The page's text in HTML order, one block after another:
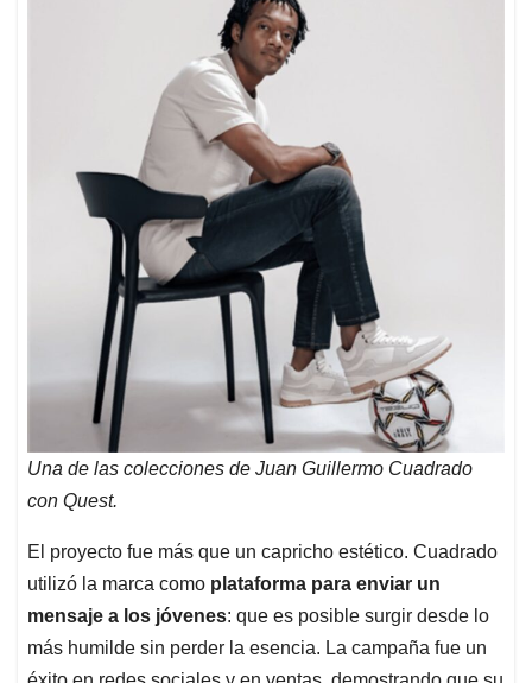
Una de las colecciones de Juan Guillermo Cuadrado
con Quest.
El proyecto fue más que un capricho estético. Cuadrado
utilizó la marca como plataforma para enviar un
mensaje a los jóvenes: que es posible surgir desde lo
más humilde sin perder la esencia. La campaña fue un